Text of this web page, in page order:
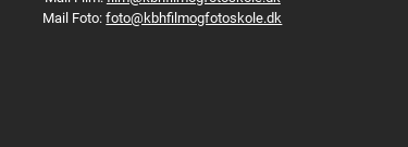
Mail Foto:foto@kbhfilmogfotoskole.dk